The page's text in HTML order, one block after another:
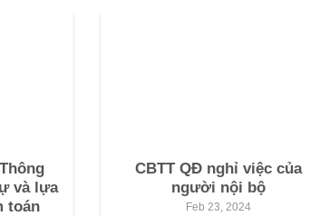
và lựa
toán
CBTT QĐ nghỉ việc của
người nội bộ
Feb 23, 2024